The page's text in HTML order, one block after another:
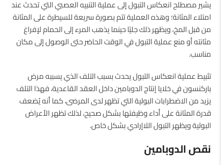
يشير مصطلح انعكاس التبول إلى عملية التنبيه العصبي التي تحدث عند
امتلاء المثانة؛ وهذه العملية تتم بصورة سريعة للسيطرة على المثانة
من قبل المخ، ويظهر ذلك جليًا حينما يذهب المرء إلى الحمام لإفراغ
مثانته أو منع عملية التبول في الوقت الحاضر حتى الوصول إلى مكان
مناسب.
تثبيط عملية انعكاس التبول يحدث بسبب التلف الذي يسببه مرض
باركنسون في خلايا إنتاج الدوبامين داخل العقد القاعدية، فهذا التلف
يزيد من الاضطرابات البولية التي تظهر لدى المرضى، كما أنه يُضعف
قدرة المثانة على أداء وظيفتها بشكل صحيح، لذلك تظهر الأعراض
البولية ويظهر التبول اللاإرادي بشكل خاص.
نقص الدوبامين